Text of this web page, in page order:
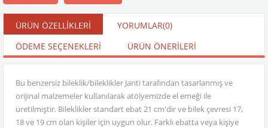
ÜRÜN ÖZELLIKLERI YORUMLAR(0)
ÖDEME SEÇENEKLERI
ÜRÜN ÖNERILERI
Bu benzersiz bileklik/bileklikler Janti tarafından tasarlanmış ve
orijinal malzemeler kullanılarak atölyemizde el emeği ile
üretilmiştir. Bileklikler standart ebat 21 cm'dir ve bilek çevresi 17,
18 ve 19 cm olan kişiler için uygun olur. Farklı ebatta veya kişiye